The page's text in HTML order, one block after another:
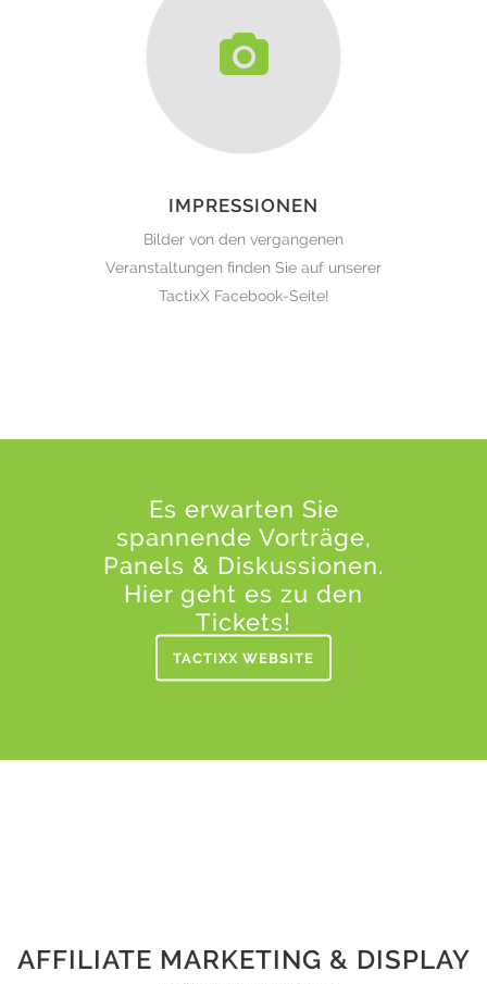
IMPRESSIONEN
Bilder von den vergangenen
Veranstaltungen finden Sie auf unserer
TactixX Facebook-Seite!
Es erwarten Sie
spannende Vorträge,
Panels & Diskussionen.
Hier geht es zu den
Tickets!
TACTIXX WEBSITE
AFFILIATE MARKETING & DISPLAY